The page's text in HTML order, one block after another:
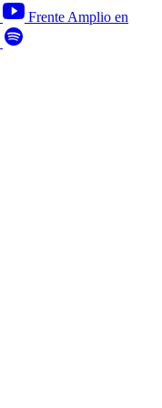
Frente Amplio en